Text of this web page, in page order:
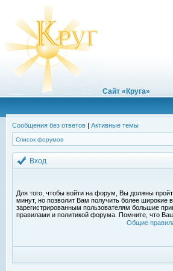
Сайт «Круга»
Сообщения без ответов | Активные темы
Список форумов
Вход
Для того, чтобы войти на форум, Вы должны
минут, но позволит Вам получить более
зарегистрированным пользователям большие
правилами и политикой форума. Помните, что
Общие